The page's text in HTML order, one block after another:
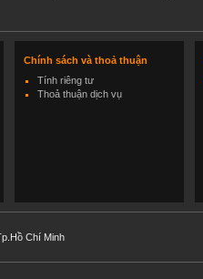
Chính sách và thoả thuận
Tính riêng tư
Thoả thuận dịch vụ
Chí Minh